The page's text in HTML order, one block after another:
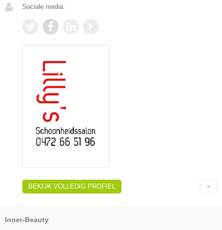
Sociale media:
BEKIJK VOLLEDIG PROFIEL
Inner-Beauty